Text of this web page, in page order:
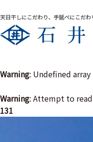
天日干しにこだわり、手延べにこだ
Warning: Undefined
Warning: Attempt to
131